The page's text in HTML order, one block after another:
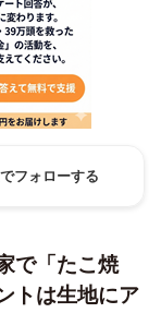
フォローする
で「たこ焼
トは生地にア